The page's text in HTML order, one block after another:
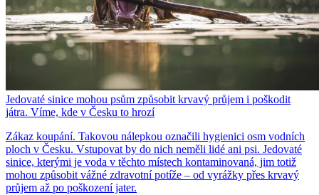
Jedovaté sinice mohou psům způsobit krvavý průjem i poškodit
játra. Víme, kde v Česku to hrozí
Zákaz koupání. Takovou nálepkou označili hygienici osm vodních
ploch v Česku. Vstupovat by do nich neměli lidé ani psi. Jedovaté
sinice, kterými je voda v těchto místech kontaminovaná, jim totiž
mohou způsobit vážné zdravotní potíže – od vyrážky přes krvavý
průjem až po poškození jater.